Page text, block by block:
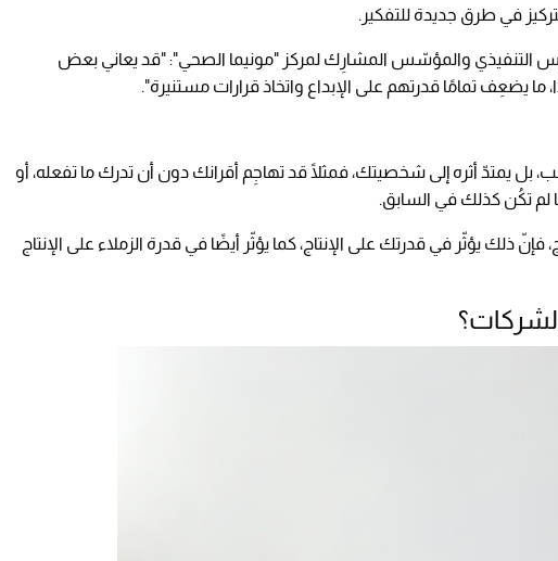
في طرق جديدة للتفكير.
التنفيذي والمؤسّس المشارِك لمركز "مونيما الصحي": "قد يعاني بعض
ما يضعِف تمامًا قدرتهم على الإبداع واتخاذ قرارات مستنيرة".
بل يمتدّ أثره إلى شخصيتك، فمثلًا قد تهاجِم أقرانك دون أن تدرك ما تفعله، أو
لم تكُن كذلك في السابق.
ذلك يؤثّر في قدرتك على الإنتاج، كما يؤثّر أيضًا في قدرة الزملاء على الإنتاج
الشركات؟